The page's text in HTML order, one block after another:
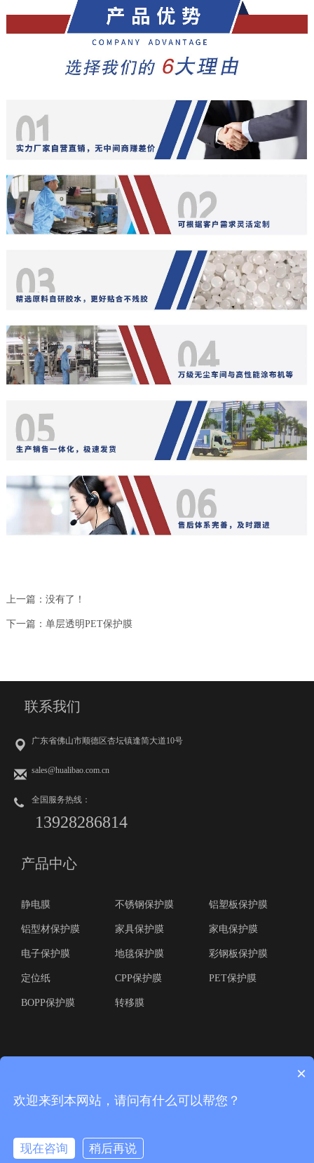
上一篇：没有了！
下一篇：单层透明PET保护膜
联系我们
广东省佛山市顺德区杏坛镇逢简大道10号
sales@hualibao.com.cn
全国服务热线：
13928286814
产品中心
静电膜 不锈钢保护膜 铝塑板保护膜
铝型材保护膜 家具保护膜 家电保护膜
电子保护膜 地毯保护膜 彩钢板保护膜
定位纸 CPP保护膜 PET保护膜
BOPP保护膜 转移膜
版权所有(C) 广东华丽宝实业有限公司 本站由易思信网页设计工作室网站建设技
×
欢迎来到本网站，请问有什么可以帮您？
现在咨询 稍后再说